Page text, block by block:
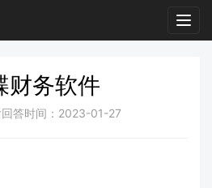
财务软件
答时间：2023-01-27